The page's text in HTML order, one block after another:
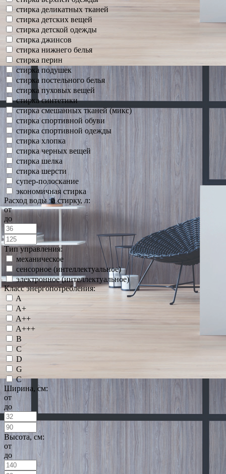
стирка деликатных тканей
стирка детских вещей
стирка детской одежды
стирка джинсов
стирка нижнего белья
стирка перин
стирка подушек
стирка постельного белья
стирка пуховых вещей
стирка синтетики
стирка смешанных тканей (микс)
стирка спортивной обуви
стирка спортивной одежды
стирка хлопка
стирка черных вещей
стирка шелка
стирка шерсти
супер-полоскание
экономичная стирка
Расход воды за стирку, л:
от
до
Тип управления:
механическое
сенсорное (интеллектуальное)
электронное (интеллектуальное)
Класс энергопотребления:
A
A+
A++
A+++
B
C
D
G
С
Ширина, см:
от
до
Высота, см:
от
до